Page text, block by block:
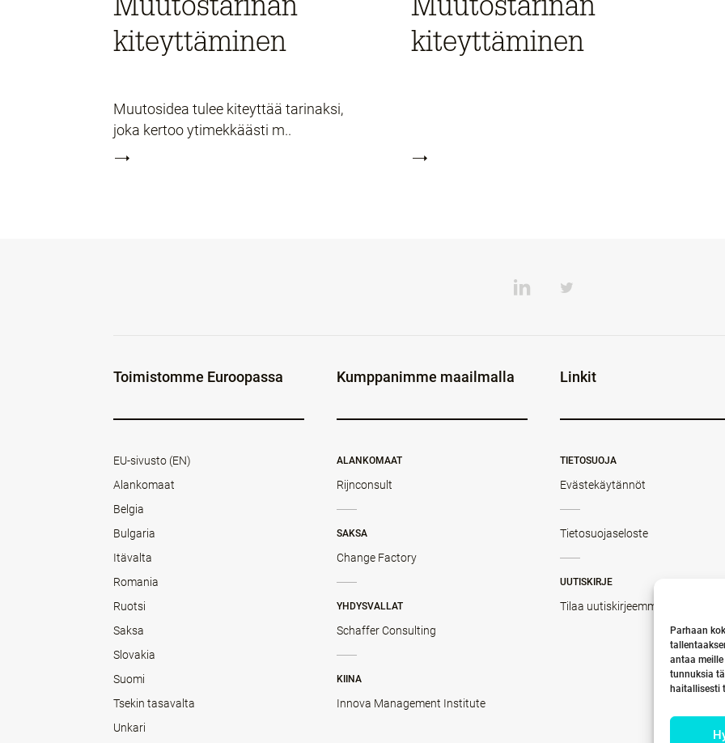
Parhaan
antaa
tunnuksia
haitallisesti
kiteyttäminen
Muutosidea tulee kiteyttää tarinaksi,
joka kertoo ytimekkäästi m..
kiteyttäminen
Toimistomme Euroopassa
EU-sivusto (EN)
Alankomaat
Belgia
Bulgaria
Itävalta
Romania
Ruotsi
Saksa
Slovakia
Suomi
Tsekin tasavalta
Unkari
Kumppanimme maailmalla
ALANKOMAAT
Rijnconsult
SAKSA
Change Factory
YHDYSVALLAT
Schaffer Consulting
KIINA
Innova Management Institute
Linkit
TIETOSUOJA
Evästekäytännöt
Tietosuojaseloste
UUTISKIRJE
Tilaa uutiskirjeemme